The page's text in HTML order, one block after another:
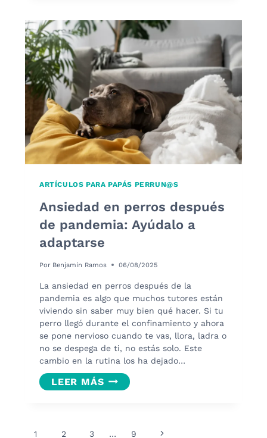
DE
UN
GATO
MALTRATADO
ARTÍCULOS PARA PAPÁS PERRUN@S
Ansiedad en perros después
de pandemia: Ayúdalo a
adaptarse
Por Benjamín Ramos 06/08/2025
La ansiedad en perros después de la
pandemia es algo que muchos tutores están
viviendo sin saber muy bien qué hacer. Si tu
perro llegó durante el confinamiento y ahora
se pone nervioso cuando te vas, llora, ladra o
no se despega de ti, no estás solo. Este
cambio en la rutina los ha dejado…
LEER MÁSANSIEDAD
EN
Navegación
1 2 3 … 9
Siguiente